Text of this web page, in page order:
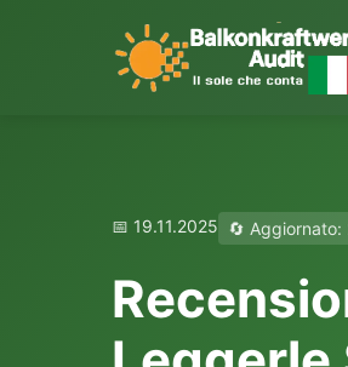
📅 19.11.2025 🔄 Aggiornato: